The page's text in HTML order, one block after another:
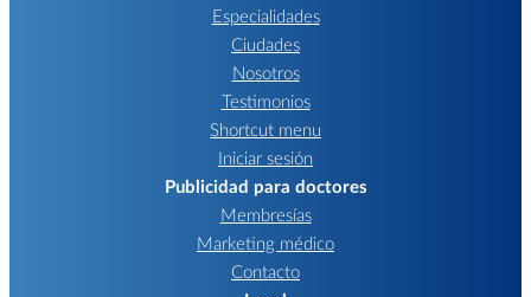
Especialidades
Ciudades
Nosotros
Testimonios
Shortcut menu
Iniciar sesión
Publicidad para doctores
Membresías
Marketing médico
Contacto